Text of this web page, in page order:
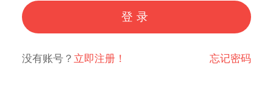
登录
没有账号？ 立即注册！ 忘记密码